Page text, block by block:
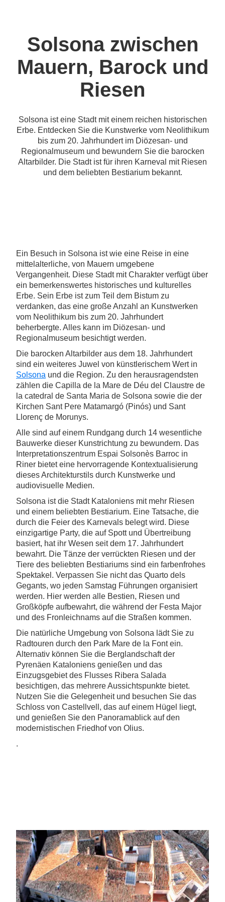
Solsona zwischen
Mauern, Barock und
Riesen
Solsona ist eine Stadt mit einem reichen historischen
Erbe. Entdecken Sie die Kunstwerke vom Neolithikum
bis zum 20. Jahrhundert im Diözesan- und
Regionalmuseum und bewundern Sie die barocken
Altarbilder. Die Stadt ist für ihren Karneval mit Riesen
und dem beliebten Bestiarium bekannt.
Ein Besuch in Solsona ist wie eine Reise in eine
mittelalterliche, von Mauern umgebene
Vergangenheit. Diese Stadt mit Charakter verfügt über
ein bemerkenswertes historisches und kulturelles
Erbe. Sein Erbe ist zum Teil dem Bistum zu
verdanken, das eine große Anzahl an Kunstwerken
vom Neolithikum bis zum 20. Jahrhundert
beherbergte. Alles kann im Diözesan- und
Regionalmuseum besichtigt werden.
Die barocken Altarbilder aus dem 18. Jahrhundert
sind ein weiteres Juwel von künstlerischem Wert in
Solsona und die Region. Zu den herausragendsten
zählen die Capilla de la Mare de Déu del Claustre de
la catedral de Santa Maria de Solsona sowie die der
Kirchen Sant Pere Matamargó (Pinós) und Sant
Llorenç de Morunys.
Alle sind auf einem Rundgang durch 14 wesentliche
Bauwerke dieser Kunstrichtung zu bewundern. Das
Interpretationszentrum Espai Solsonès Barroc in
Riner bietet eine hervorragende Kontextualisierung
dieses Architekturstils durch Kunstwerke und
audiovisuelle Medien.
Solsona ist die Stadt Kataloniens mit mehr Riesen
und einem beliebten Bestiarium. Eine Tatsache, die
durch die Feier des Karnevals belegt wird. Diese
einzigartige Party, die auf Spott und Übertreibung
basiert, hat ihr Wesen seit dem 17. Jahrhundert
bewahrt. Die Tänze der verrückten Riesen und der
Tiere des beliebten Bestiariums sind ein farbenfrohes
Spektakel. Verpassen Sie nicht das Quarto dels
Gegants, wo jeden Samstag Führungen organisiert
werden. Hier werden alle Bestien, Riesen und
Großköpfe aufbewahrt, die während der Festa Major
und des Fronleichnams auf die Straßen kommen.
Die natürliche Umgebung von Solsona lädt Sie zu
Radtouren durch den Park Mare de la Font ein.
Alternativ können Sie die Berglandschaft der
Pyrenäen Kataloniens genießen und das
Einzugsgebiet des Flusses Ribera Salada
besichtigen, das mehrere Aussichtspunkte bietet.
Nutzen Sie die Gelegenheit und besuchen Sie das
Schloss von Castellvell, das auf einem Hügel liegt,
und genießen Sie den Panoramablick auf den
modernistischen Friedhof von Olius.
.